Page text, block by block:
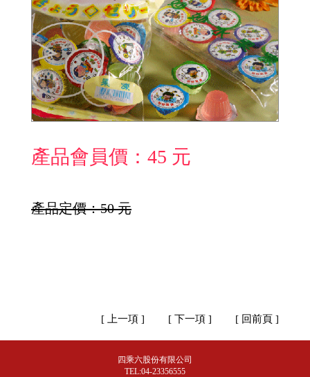
產品會員價：45 元
產品定價：50 元
[ 上一項 ] [ 下一項 ] [ 回前頁 ]
四乘六股份有限公司
TEL:04-23356555